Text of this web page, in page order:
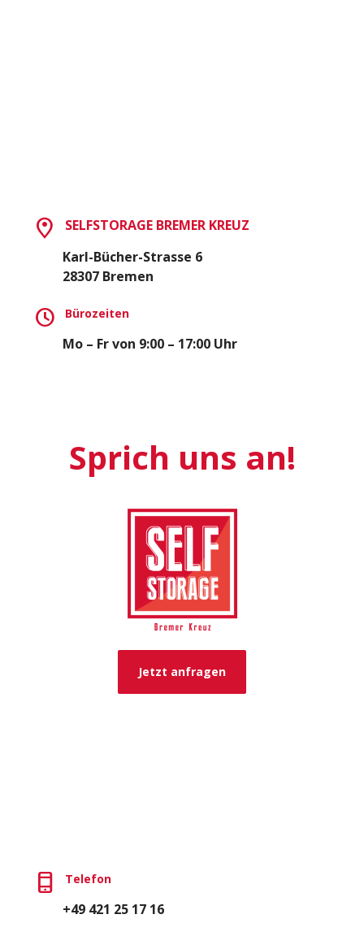
SELFSTORAGE BREMER KREUZ
Karl-Bücher-Strasse 6
28307 Bremen
Bürozeiten
Mo – Fr von 9:00 – 17:00 Uhr
Sprich uns an!
Jetzt anfragen
Telefon
+49 421 25 17 16